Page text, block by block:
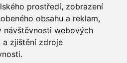
prostředí, zobrazení
obsahu a reklam,
návštěvnosti webových
a zjištění zdroje